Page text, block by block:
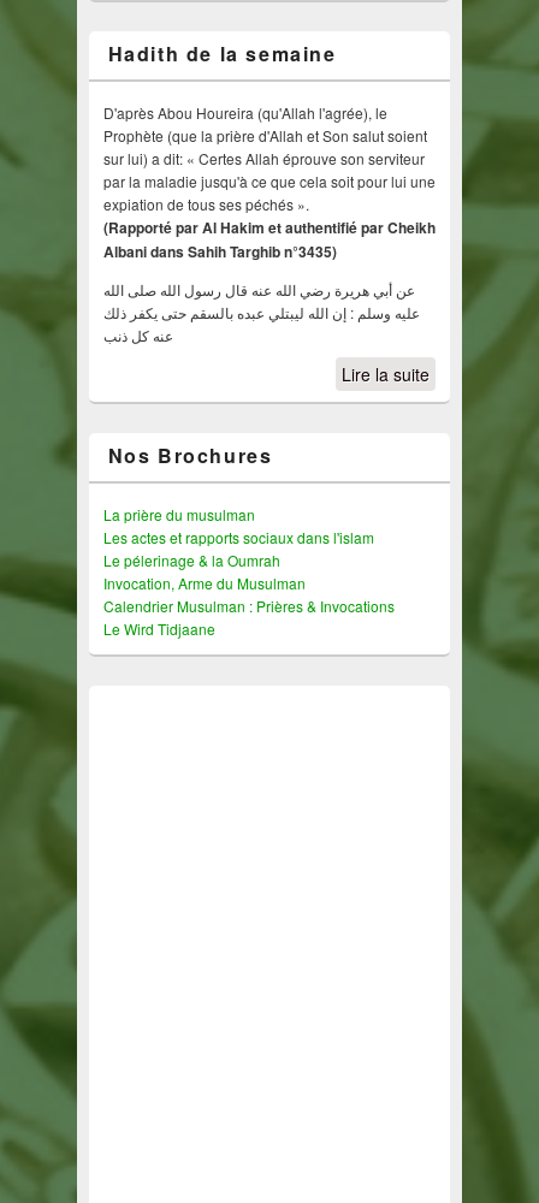
Hadith de la semaine
D'après Abou Houreira (qu'Allah l'agrée), le
Prophète (que la prière d'Allah et Son salut soient
sur lui) a dit: « Certes Allah éprouve son serviteur
par la maladie jusqu'à ce que cela soit pour lui une
expiation de tous ses péchés ».
(Rapporté par Al Hakim et authentifié par Cheikh
Albani dans Sahih Targhib n°3435)
عن أبي هريرة رضي الله عنه قال رسول الله صلى الله
عليه وسلم : إن الله ليبتلي عبده بالسقم حتى يكفر ذلك
عنه كل ذنب
Lire la suite
Nos Brochures
La prière du musulman
Les actes et rapports sociaux dans l'islam
Le pélerinage & la Oumrah
Invocation, Arme du Musulman
Calendrier Musulman : Prières & Invocations
Le Wird Tidjaane